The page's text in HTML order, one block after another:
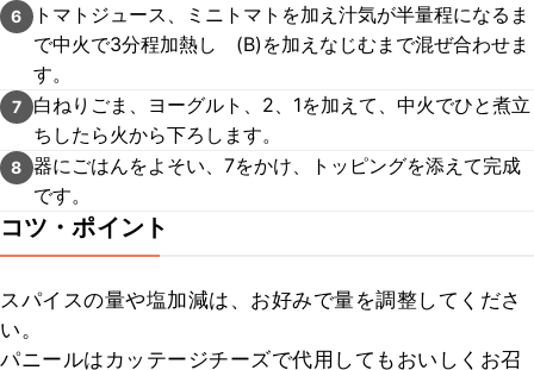
6
トマトジュース、ミニトマトを加え汁気が半量程になるま
で中火で3分程加熱し (B)を加えなじむまで混ぜ合わせま
す。
7
白ねりごま、ヨーグルト、2、1を加えて、中火でひと煮立
ちしたら火から下ろします。
8 器にごはんをよそい、7をかけ、トッピングを添えて完成
です。
コツ・ポイント
スパイスの量や塩加減は、お好みで量を調整してくださ
い。
パニールはカッテージチーズで代用してもおいしくお召